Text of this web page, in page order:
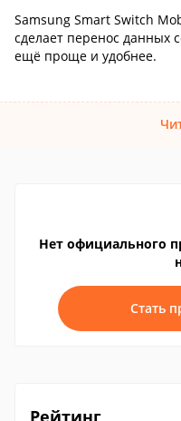
Samsung Smart Switch
сделает перенос данных
ещё проще и удобнее.
Нет официального
Стать
Рейтинг